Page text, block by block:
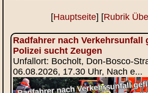
[Hauptseite] [Rubrik
Radfahrer nach Verkehrsunfall
Polizei sucht Zeugen
Unfallort: Bocholt, Don-Bosco-
06.08.2026, 17.30 Uhr, Nach e...